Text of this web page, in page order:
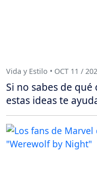
Vida y Estilo • OCT 11 /
Si no sabes de
estas ideas te